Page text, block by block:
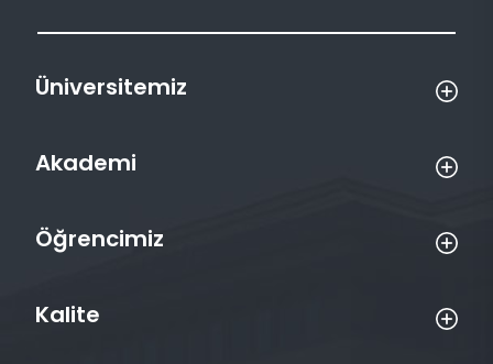
Üniversitemiz
Akademi
Öğrencimiz
Kalite